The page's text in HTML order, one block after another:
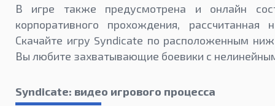
В игре также предусмотрена и онлайн
корпоративного прохождения, рассчитанная
Скачайте игру Syndicate по расположенным
Вы любите захватывающие боевики с
Syndicate: видео игрового процесса